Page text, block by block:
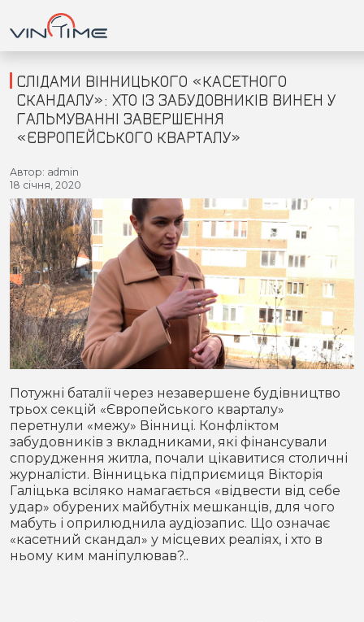
Головна
Війна
Новини
Кримінал
Здоров'я
Приватна думка
В кулуарах
Місто
Життя
Відео
Конфлікти
Партнери
Історія
Спорт
Футбол
Контакти
СЛІДАМИ ВІННИЦЬКОГО «КАСЕТНОГО
СКАНДАЛУ»: ХТО ІЗ ЗАБУДОВНИКІВ ВИНЕН У
ГАЛЬМУВАННІ ЗАВЕРШЕННЯ
«ЄВРОПЕЙСЬКОГО КВАРТАЛУ»
Автор: admin
18 січня, 2020
Потужні баталії через незавершене будівництво
трьох секцій «Європейського кварталу»
перетнули «межу» Вінниці. Конфліктом
забудовників з вкладниками, які фінансували
спорудження житла, почали цікавитися столичні
журналісти. Вінницька підприємиця Вікторія
Галіцька всіляко намагається «відвести від себе
удар» обурених майбутніх мешканців, для чого
мабуть і оприлюднила аудіозапис. Що означає
«касетний скандал» у місцевих реаліях, і хто в
ньому ким маніпулював?..